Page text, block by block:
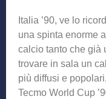
Italia ’90, ve lo
una spinta enorme
calcio tanto che già
trovare in sala un
più diffusi e
Tecmo World Cup